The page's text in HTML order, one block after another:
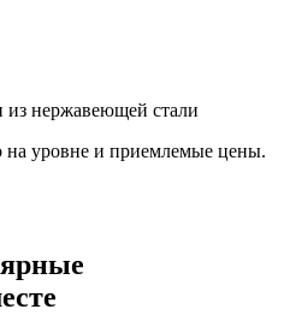
из нержавеющей стали
на уровне и приемлемые цены.